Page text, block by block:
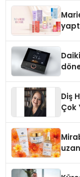
Diş
Çok